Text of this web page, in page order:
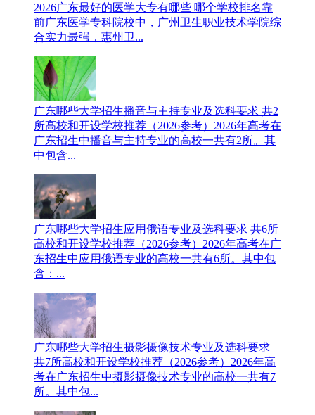
2026广东最好的医学大专有哪些 哪个学校排名靠
前广东医学专科院校中，广州卫生职业技术学院综
合实力最强，惠州卫...
广东哪些大学招生播音与主持专业及选科要求 共2
所高校和开设学校推荐（2026参考） 2026年高考在
广东招生中播音与主持专业的高校一共有2所。其
中包含...
广东哪些大学招生应用俄语专业及选科要求 共6所
高校和开设学校推荐（2026参考） 2026年高考在广
东招生中应用俄语专业的高校一共有6所。其中包
含：...
广东哪些大学招生摄影摄像技术专业及选科要求
共7所高校和开设学校推荐（2026参考） 2026年高
考在广东招生中摄影摄像技术专业的高校一共有7
所。其中包...